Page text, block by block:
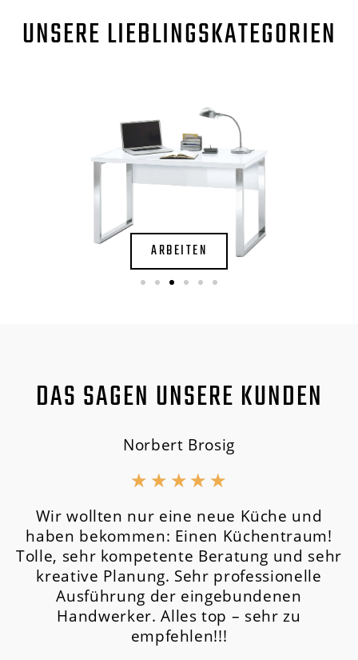
UNSERE LIEBLINGSKATEGORIEN
ARBEITEN
DAS SAGEN UNSERE KUNDEN
Norbert Brosig
★ ★ ★ ★ ★
Wir wollten nur eine neue Küche und
haben bekommen: Einen Küchentraum!
Tolle, sehr kompetente Beratung und sehr
kreative Planung. Sehr professionelle
Ausführung der eingebundenen
Handwerker. Alles top – sehr zu
empfehlen!!!